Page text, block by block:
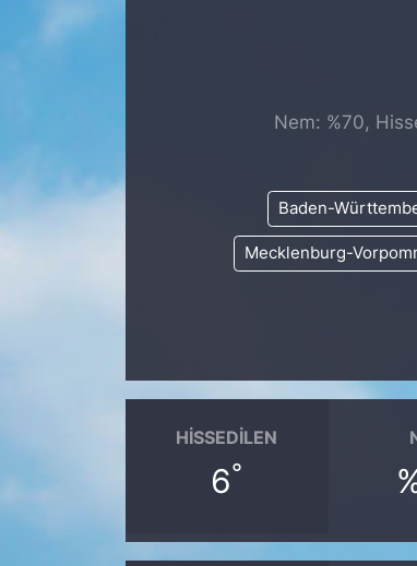
Nem: %70,
Baden-
Mecklenburg-
HISSEDILEN
6°